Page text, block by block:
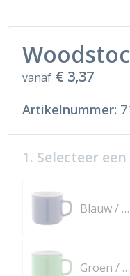
vanaf € 3,37
Artikelnummer:
1. Selecteer
Blauw / Wit
Groen / Wit